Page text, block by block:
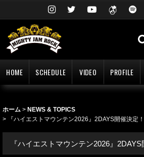
HOME SCHEDULE VIDEO PROFILE
ホーム > NEWS & TOPICS
>
『ハイエストマウンテン2026』2DAYS開催決定！
『ハイエストマウンテン2026』2DAYS